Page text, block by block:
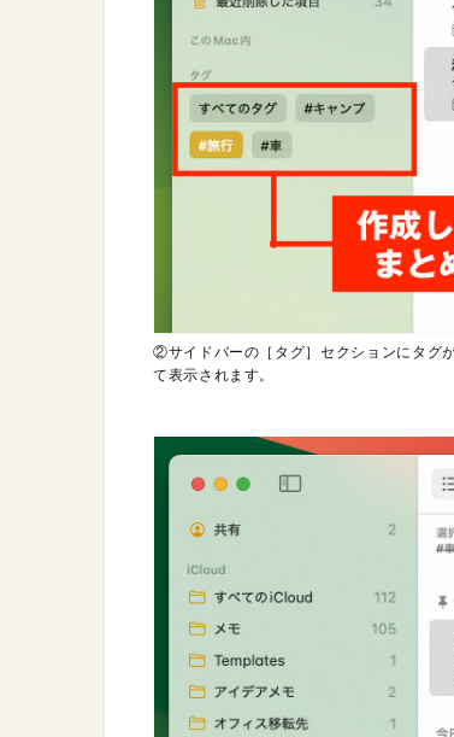
②サイドバーの［タグ］セクションにタグ
て表示されます。